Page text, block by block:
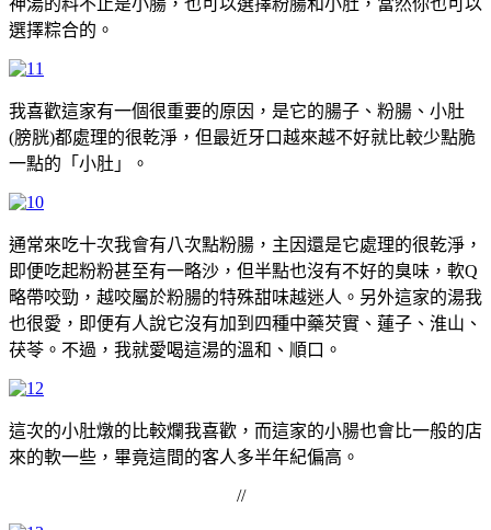
選擇粽合的。
我喜歡這家有一個很重要的原因，是它的腸子、粉腸、小肚
(膀胱)都處理的很乾淨，但最近牙口越來越不好就比較少點脆
一點的「小肚」。
通常來吃十次我會有八次點粉腸，主因還是它處理的很乾淨，
即便吃起粉粉甚至有一略沙，但半點也沒有不好的臭味，軟Q
略帶咬勁，越咬屬於粉腸的特殊甜味越迷人。另外這家的湯我
也很愛，即便有人說它沒有加到四種中藥芡實、蓮子、淮山、
茯苓。不過，我就愛喝這湯的溫和、順口。
這次的小肚燉的比較爛我喜歡，而這家的小腸也會比一般的店
來的軟一些，畢竟這間的客人多半年紀偏高。
//